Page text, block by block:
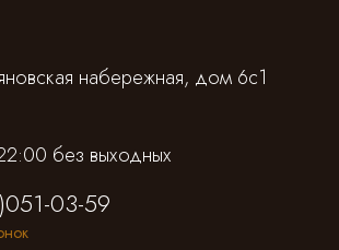
набережная, дом 6с1
без выходных
03-59